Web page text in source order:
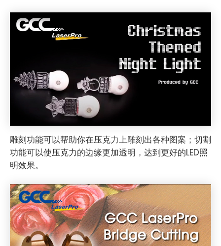
雕刻功能可以帮助你在压克力上雕刻出各种图案；切割
功能可以使压克力的边缘更加透明，达到更好的LED照
明效果。